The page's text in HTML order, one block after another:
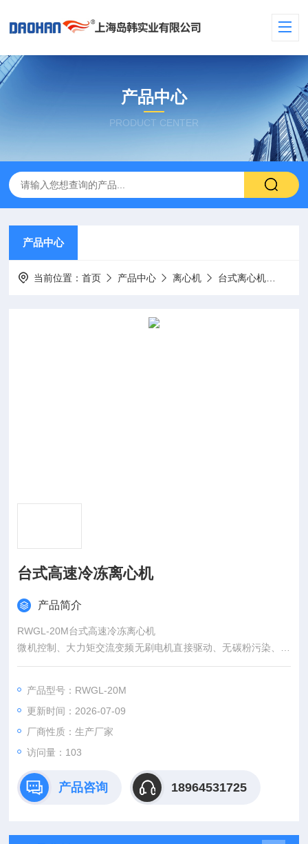
产品中心
PRODUCT CENTER
产品中心
当前位置：首页 产品中心 离心机 台式离心机
台式高速冷冻离心机
产品简介
RWGL-20M台式高速冷冻离心机
微机控制、大力矩交流变频无刷电机直接驱动、无碳粉污染、延
长使用寿命、配有多种转子用户选用、大屏幕液晶显示、进口高
多功能。
产品型号：RWGL-20M
更新时间：2026-07-09
厂商性质：生产厂家
访问量：103
产品咨询 18964531725